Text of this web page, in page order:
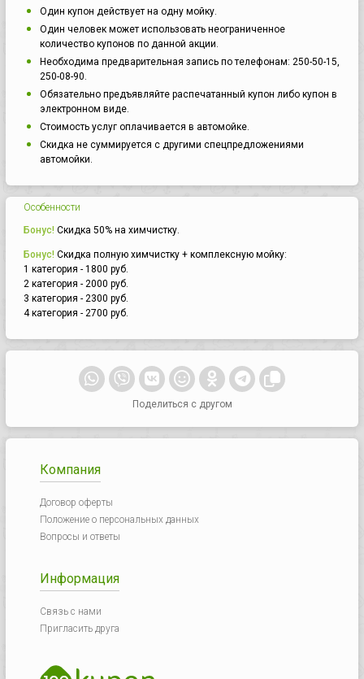
Один купон действует на одну мойку.
Один человек может использовать неограниченное
количество купонов по данной акции.
Необходима предварительная запись по телефонам: 250-50-15,
250-08-90.
Обязательно предъявляйте распечатанный купон либо купон в
электронном виде.
Стоимость услуг оплачивается в автомойке.
Скидка не суммируется с другими спецпредложениями
автомойки.
Особенности
Бонус! Скидка 50% на химчистку.
Бонус! Скидка полную химчистку + комплексную мойку:
1 категория - 1800 руб.
2 категория - 2000 руб.
3 категория - 2300 руб.
4 категория - 2700 руб.
Поделиться с другом
Компания
Договор оферты
Положение о персональных данных
Вопросы и ответы
Информация
Связь с нами
Пригласить друга